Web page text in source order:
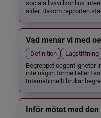
sociala livsvillkor hos
ålder. Bakom rapporten
Vad menar vi med
Definition Lagstiftning
Begreppet oegentligheter
inte någon formell eller
Internationellt brukar
Inför mötet med den